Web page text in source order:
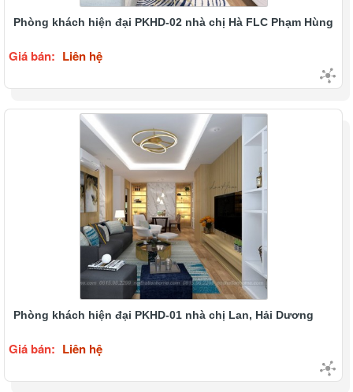
Phòng khách hiện đại PKHD-02 nhà chị Hà FLC Phạm Hùng
Giá bán: Liên hệ
Phòng khách hiện đại PKHD-01 nhà chị Lan, Hải Dương
Giá bán: Liên hệ